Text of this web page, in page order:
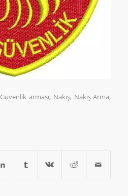
Güvenlik arması, Nakış, Nakış Arma,